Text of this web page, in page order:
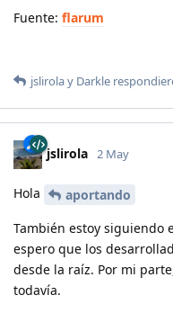
Fuente: flarum
jslirolay Darkle
jslirola 2 May
Hola
aportando
También estoy siguiendo
espero que los
desde la raíz. Por mi
todavía.